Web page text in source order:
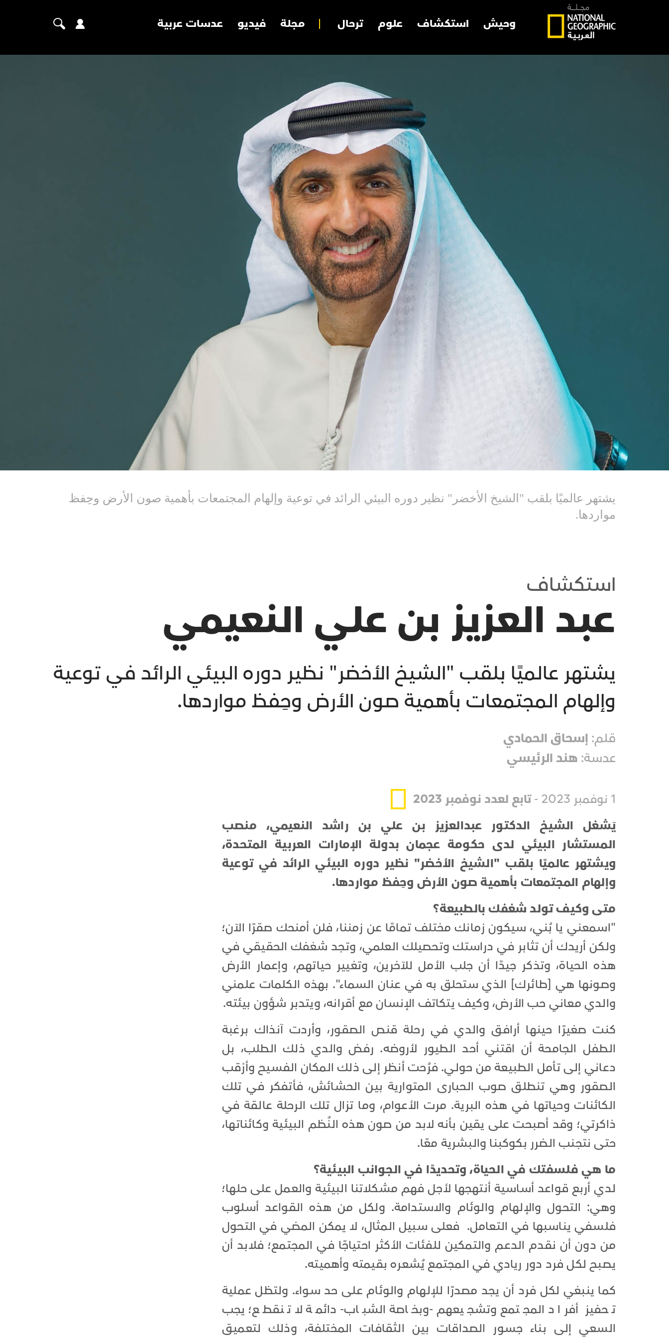
وحيش استكشاف علوم ترحال مجلة فيديو عدسات عربية
يشتهر عالميًا بلقب "الشيخ الأخضر" نظير دوره البيئي الرائد في توعية وإلهام المجتمعات بأهمية صون الأرض وحِفظ
مواردها.
استكشاف
عبد العزيز بن علي النعيمي
يشتهر عالميًا بلقب "الشيخ الأخضر" نظير دوره البيئي الرائد في توعية
وإلهام المجتمعات بأهمية صون الأرض وحِفظ مواردها.
قلم: إسحاق الحمادي
عدسة: هند الرئيسي
1 نوفمبر 2023 -
تابع لعدد نوفمبر 2023
يَشغل الشيخ الدكتور عبدالعزيز بن علي بن راشد النعيمي، منصب
المستشار البيئي لدى حكومة عجمان بدولة الإمارات العربية المتحدة،
ويشتهر عالميًا بلقب "الشيخ الأخضر" نظير دوره البيئي الرائد في توعية
وإلهام المجتمعات بأهمية صون الأرض وحِفظ مواردها.
متى وكيف تولد شغفك بالطبيعة؟
"اسمعني يا بُني، سيكون زمانك مختلف تمامًا عن زمننا، فلن أمنحك صقرًا الآن؛
ولكن أريدك أن تثابر في دراستك وتحصيلك العلمي، وتجد شغفك الحقيقي في
هذه الحياة، وتذكر جيدًا أن جلب الأمل للآخرين، وتغيير حياتهم، وإعمار الأرض
وصونها هي [طائرك] الذي ستحلق به في عنان السماء". بهذه الكلمات علمني
والدي معاني حب الأرض، وكيف يتكاتف الإنسان مع أقرانه، ويتدبر شؤون بيئته.
كنت صغيرًا حينها أرافق والدي في رحلة قنص الصقور، وأردت آنذاك برغبة
الطفل الجامحة أن اقتني أحد الطيور لأروضه. رفض والدي ذلك الطلب، بل
دعاني إلى تأمل الطبيعة من حولي. فرُحت أنظر إلى ذلك المكان الفسيح وأرْقب
الصقور وهي تنطلق صوب الحبارى المتوارية بين الحشائش، فأتفكر في تلك
الكائنات وحياتها في هذه البرية. مرت الأعوام، وما تزال تلك الرحلة عالقة في
ذاكرتي؛ وقد أصبحت على يقين بأنه لابد من صون هذه النُظم البيئية وكائناتها،
حتى نتجنب الضرر بكوكبنا والبشرية معًا.
ما هي فلسفتك في الحياة، وتحديدًا في الجوانب البيئية؟
لدي أربع قواعد أساسية أنتهجها لأجل فهم مشكلاتنا البيئية والعمل على حلها؛
وهي: التحول والإلهام والوئام والاستدامة. ولكل من هذه القواعد أسلوب
فلسفي يناسبها في التعامل. فعلى سبيل المثال، لا يمكن المضي في التحول
من دون أن نقدم الدعم والتمكين للفئات الأكثر احتياجًا في المجتمع؛ فلابد أن
يصبح لكل فرد دور ريادي في المجتمع يُشعره بقيمته وأهميته.
كما ينبغي لكل فرد أن يجد مصدرًا للإلهام والوئام على حد سواء. ولتظل عملية
تحفيز أفراد المجتمع وتشجيعهم -وبخاصة الشباب- دائمة لا تنقطع؛ يجب
السعي إلى بناء جسور الصداقات بين الثقافات المختلفة، وذلك لتعميق